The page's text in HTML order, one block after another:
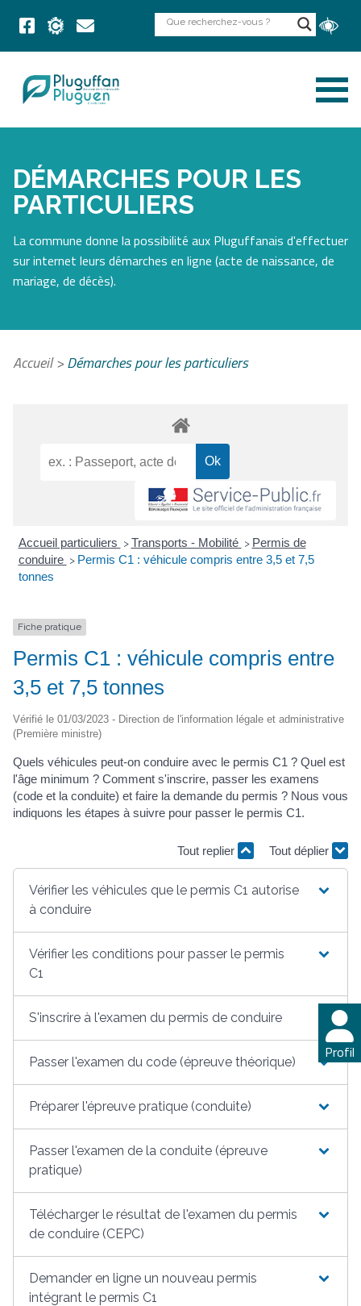
DÉMARCHES POUR LES
PARTICULIERS
La commune donne la possibilité aux Pluguffanais d'effectuer
sur internet leurs démarches en ligne (acte de naissance, de
mariage, de décès).
Profil
Accueil>Démarches pour les particuliers
Accueil particuliers > Transports - Mobilité > Permis de
conduire > Permis C1 : véhicule compris entre 3,5 et 7,5
tonnes
Fiche pratique
Permis C1 : véhicule compris entre
3,5 et 7,5 tonnes
Vérifié le 01/03/2023 - Direction de l'information légale et administrative
(Première ministre)
Quels véhicules peut-on conduire avec le permis C1 ? Quel est
l'âge minimum ? Comment s'inscrire, passer les examens
(code et la conduite) et faire la demande du permis ? Nous vous
indiquons les étapes à suivre pour passer le permis C1.
Tout replier Tout déplier
Vérifier les véhicules que le permis C1 autorise
à conduire
Vérifier les conditions pour passer le permis
C1
S'inscrire à l'examen du permis de conduire
Passer l'examen du code (épreuve théorique)
Préparer l'épreuve pratique (conduite)
Passer l'examen de la conduite (épreuve
pratique)
Télécharger le résultat de l'examen du permis
de conduire (CEPC)
Demander en ligne un nouveau permis
intégrant le permis C1